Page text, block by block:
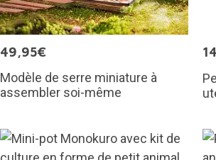
49,95€
Modèle de serre miniature à
assembler soi-même